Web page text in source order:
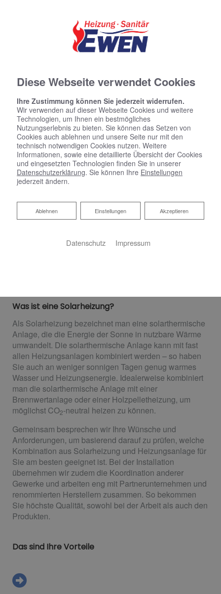
Heizen mit Solarenergie
Heizungsbau Ewen: Ihr Partner für
nachhaltiges Heizen in Neuscharrel
Sie möchten die unendliche Energie der Sonne nutzen,
Was ist eine Solarheizung?
Als Solarheizung bezeichnet man eine solarthermische
Anlage, die die Energie der Sonne in nutzbare Wärme
umwandelt. Die solarthermische Anlage kann mit fast
allen Heizungsanlagen kombiniert werden – so haben
Sie auch an weniger sonnigen Tagen genug warmes
Wasser und Heizungsenergie. Idealerweise kombiniert
man die solarthermische Anlage mit einer
Brennwertanlage oder einer Holzpelletheizung, um
möglichst CO2-neutral heizen zu können.
Gemeinsam besprechen wir Ihre Wünsche und
Anforderungen, um basierend darauf zu prüfen, welche
Kombination aus Solarheizung und Heizungsanlage für
Sie am besten geeignet ist. Bei der Installation
übernehmen wir zudem die Koordination anderer
Gewerke und arbeiten eng mit Partnerunternehmen und
renommierten Herstellern zusammen. So bekommen
Sie höchste Qualität, sowohl bei der Arbeit als auch den
Produkten.
Das sind Ihre Vorteile
Diese Webseite verwendet Cookies
Ihre Zustimmung können Sie jederzeit widerrufen.
Wir verwenden auf dieser Webseite Cookies und weitere
Technologien, um Ihnen ein bestmögliches
Nutzungserlebnis zu bieten. Sie können das Setzen von
Cookies auch ablehnen und unsere Seite nur mit den
technisch notwendigen Cookies nutzen. Weitere
Informationen, sowie eine detaillierte Übersicht der Cookies
und eingesetzten Technologien finden Sie in unserer
Datenschutzerklärung. Sie können Ihre Einstellungen
jederzeit ändern.
Akzeptieren
Einstellungen
Ablehnen
Ablehnen
Datenschutz Impressum